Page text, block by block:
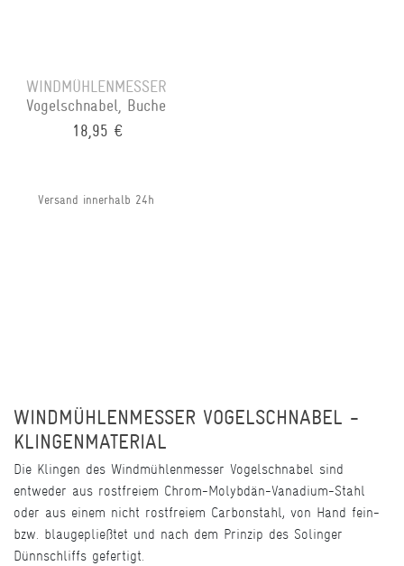
WINDMÜHLENMESSER
Vogelschnabel, Buche
18,95 €
Versand innerhalb 24h
WINDMÜHLENMESSER VOGELSCHNABEL -
KLINGENMATERIAL
Die Klingen des Windmühlenmesser Vogelschnabel sind
entweder aus rostfreiem Chrom-Molybdän-Vanadium-Stahl
oder aus einem nicht rostfreiem Carbonstahl, von Hand fein-
bzw. blaugepließtet und nach dem Prinzip des Solinger
Dünnschliffs gefertigt.